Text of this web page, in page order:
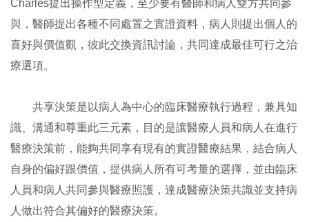
Charles提出操作型定義，至少要有醫師和病人雙方共同參
與，醫師提出各種不同處置之實證資料，病人則提出個人的
喜好與價值觀，彼此交換資訊討論，共同達成最佳可行之治
療選項。
共享決策是以病人為中心的臨床醫療執行過程，兼具知
識、溝通和尊重此三元素，目的是讓醫療人員和病人在進行
醫療決策前，能夠共同享有現有的實證醫療結果，結合病人
自身的偏好跟價值，提供病人所有可考量的選擇，並由臨床
人員和病人共同參與醫療照護，達成醫療決策共識並支持病
人做出符合其偏好的醫療決策。